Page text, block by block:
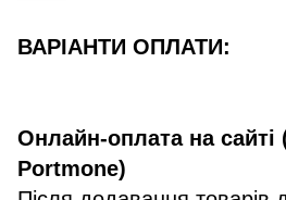
ВАРІАНТИ ОПЛАТИ:
Онлайн-оплата на сайті
Portmone)